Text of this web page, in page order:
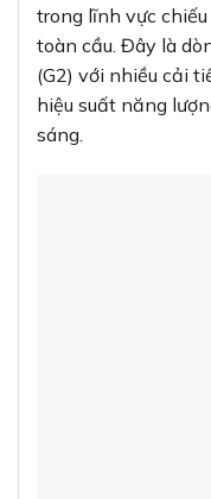
trong lĩnh vực
toàn cầu. Đây là
(G2) với nhiều cải
hiệu suất năng
sáng.